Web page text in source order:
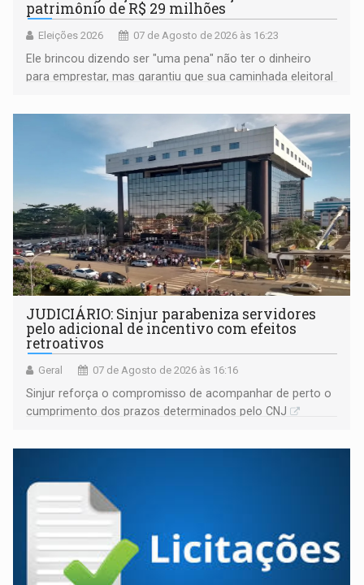
patrimônio de R$ 29 milhões
Eleições 2026 07 de Agosto de 2026 às 16:23
Ele brincou dizendo ser "uma pena" não ter o dinheiro
para emprestar, mas garantiu que sua caminhada eleitoral
JUDICIÁRIO: Sinjur parabeniza servidores
pelo adicional de incentivo com efeitos
retroativos
Geral 07 de Agosto de 2026 às 16:16
Sinjur reforça o compromisso de acompanhar de perto o
cumprimento dos prazos determinados pelo CNJ